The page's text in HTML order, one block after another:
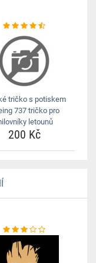
tričko s potiskem
737 tričko pro
letounů
200 Kč